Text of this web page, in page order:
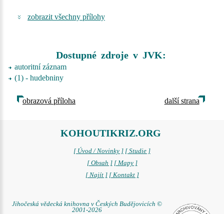
zobrazit všechny přílohy
Dostupné zdroje v JVK:
autoritní záznam
(1) - hudebniny
obrazová příloha další strana
KOHOUTIKRIZ.ORG
[ Úvod / Novinky ] [ Studie ]
[ Obsah ] [ Mapy ]
[ Najít ] [ Kontakt ]
Jihočeská vědecká knihovna v Českých Budějovicích ©
2001-2026